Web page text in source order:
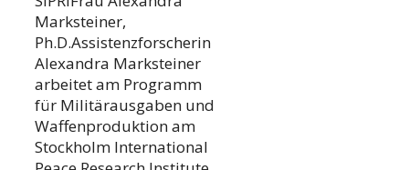
Marksteiner,
Ph.D.Assistenzforscherin
Alexandra Marksteiner
arbeitet am Programm
für Militärausgaben und
Waffenproduktion am
Stockholm International